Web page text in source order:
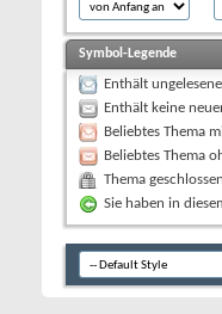
Symbol-Legende
Enthält
Enthält keine
Beliebtes Thema
Beliebtes Thema
Thema geschlossen
Sie haben in